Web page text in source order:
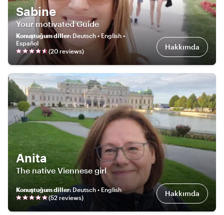
Sabine
Your motivated Guide
Konuştuğum diller: Deutsch • English •
Español
(20 reviews) Hakkımda
Anita
The native Viennese girl
Konuştuğum diller:Deutsch • English
(52 reviews) Hakkımda